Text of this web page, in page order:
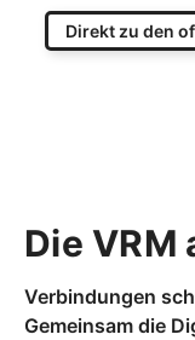
Direkt zu den
Die
Verbindungen
Gemeinsam die